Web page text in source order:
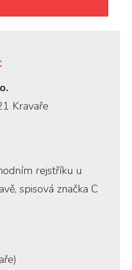
Kravaře
rejstříku u
spisová značka C